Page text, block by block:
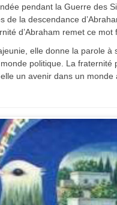
pendant la Guerre des
de la descendance
d’Abraham remet ce mot
elle donne la parole
politique. La
un avenir dans un monde